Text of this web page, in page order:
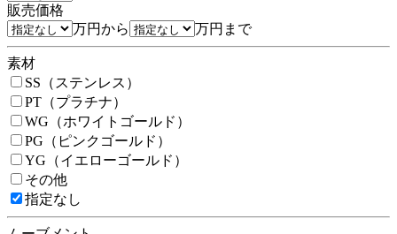
販売価格
万円から
万円まで
素材
SS（ステンレス）
PT（プラチナ）
WG（ホワイトゴールド）
PG（ピンクゴールド）
YG（イエローゴールド）
その他
指定なし